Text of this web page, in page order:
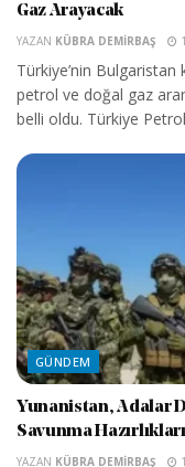
Gaz Arayacak
YAZAN KÜBRA DEMIRBAŞ
Türkiye’nin
petrol ve doğal gaz
belli oldu. Türkiye
GÜNDEM
Yunanistan, Adalar
Savunma
YAZAN KÜBRA DEMIRBAŞ